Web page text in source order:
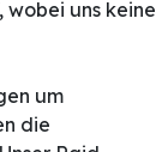
uns keine
um
die